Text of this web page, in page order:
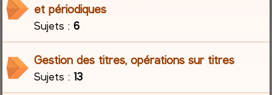
e
et périodiques
Sujets :6
Gestion des titres, opérations sur titres
Sujets :13